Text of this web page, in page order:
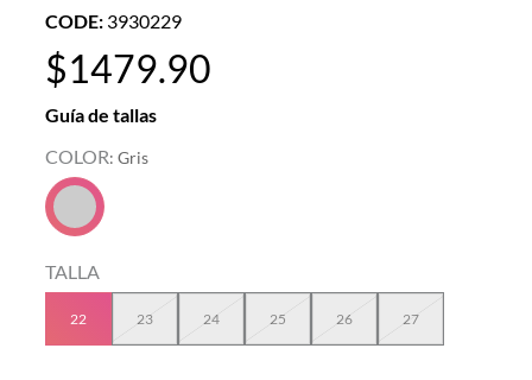
CODE: 3930229
$1479.90
Guía de tallas
COLOR: Gris
TALLA
22 23 24 25 26 27